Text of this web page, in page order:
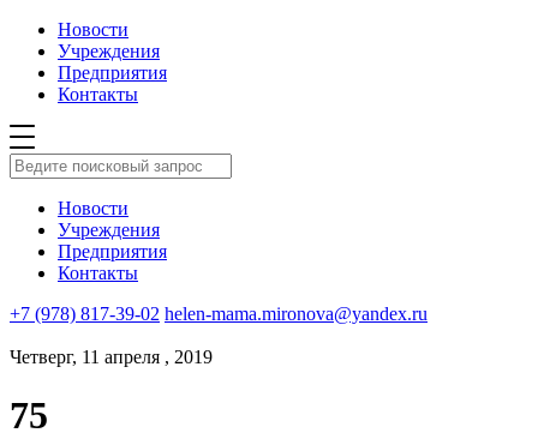
Новости
Учреждения
Предприятия
Контакты
Новости
Учреждения
Предприятия
Контакты
+7 (978) 817-39-02 helen-mama.mironova@yandex.ru
Четверг, 11 апреля , 2019
75